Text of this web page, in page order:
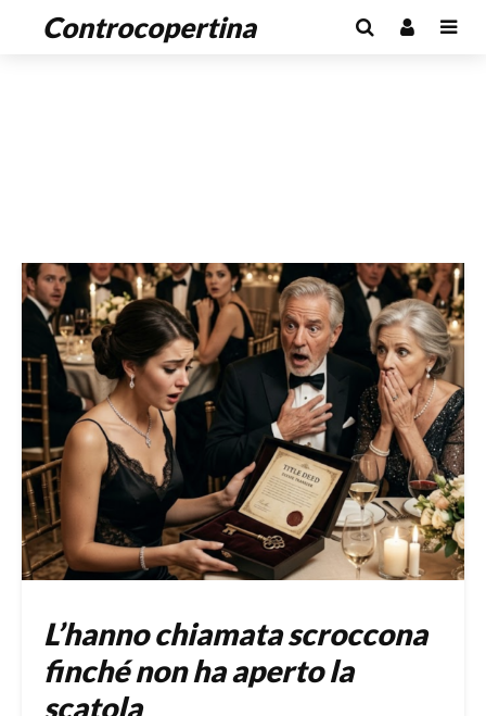
Controcopertina
L’hanno chiamata scroccona
finché non ha aperto la
scatola